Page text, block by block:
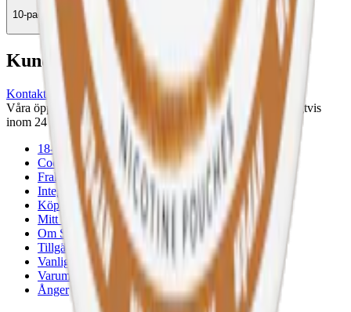
10-pack
258,90 kr
Köp
Kundservice
Kontakta oss
Våra öppettider är: Alla dagar 08:00 - 18:00 Vi svarar vanligtvis
inom 24 timmar på vardagar.
18-årsgräns
Cookiepolicy
Frakt- och leveransvillkor
Integritetspolicy
Köpvillkor
Mitt konto
Om Snuset.se
Tillgänglighetsredogörelse
Vanliga frågor
Varumärken
Ånger